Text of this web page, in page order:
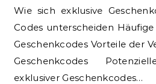
Wie sich exklusive
Codes unterscheiden
Geschenkcodes Vorteile der
Geschenkcodes
exklusiver Geschenkcodes…